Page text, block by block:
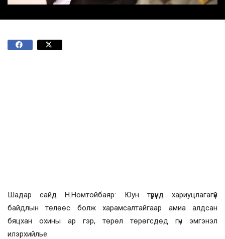
Шадар сайд Н.Номтойбаяр: Юун түрүүнд хариуцлагагүй
байдлын төлөөс болж харамсалтайгаар амиа алдсан
бяцхан охины ар гэр, төрөл төрөгсдөд гүн эмгэнэл
илэрхийлье.